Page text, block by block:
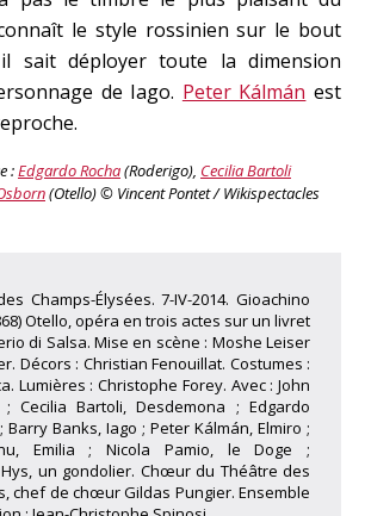
le style rossinien sur le bout
sait déployer toute la dimension
de Iago. Peter Kálmán est
:Edgardo Rocha(Roderigo), Cecilia Bartoli
(Otello) © Vincent Pontet / Wikispectacles
Champs-Élysées. 7-IV-2014. Gioachino
Otello, opéra en trois actes sur un livret
di Salsa. Mise en scène : Moshe Leiser
Décors : Christian Fenouillat. Costumes :
Lumières : Christophe Forey. Avec : John
Cecilia Bartoli, Desdemona ; Edgardo
Barry Banks, Iago ; Peter Kálmán, Elmiro ;
Emilia ; Nicola Pamio, le Doge ;
un gondolier. Chœur du Théâtre des
chef de chœur Gildas Pungier. Ensemble